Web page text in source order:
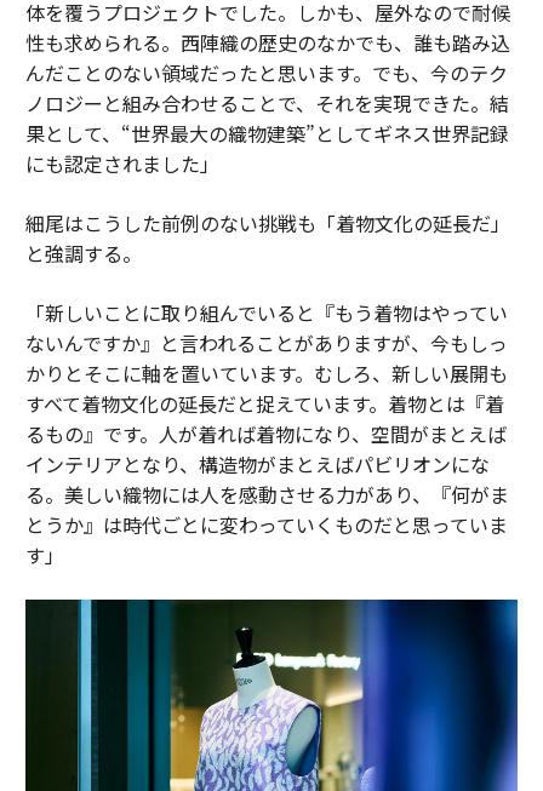
体を覆うプロジェクトでした。しかも、屋外なので耐候
性も求められる。西陣織の歴史のなかでも、誰も踏み込
んだことのない領域だったと思います。でも、今のテク
ノロジーと組み合わせることで、それを実現できた。結
果として、“世界最大の織物建築”としてギネス世界記録
にも認定されました」
細尾はこうした前例のない挑戦も「着物文化の延長だ」
と強調する。
「新しいことに取り組んでいると『もう着物はやってい
ないんですか』と言われることがありますが、今もしっ
かりとそこに軸を置いています。むしろ、新しい展開も
すべて着物文化の延長だと捉えています。着物とは『着
るもの』です。人が着れば着物になり、空間がまとえば
インテリアとなり、構造物がまとえばパビリオンにな
る。美しい織物には人を感動させる力があり、『何がま
とうか』は時代ごとに変わっていくものだと思っていま
す」